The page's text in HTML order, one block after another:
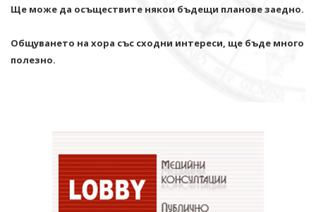
Ще може да осъществите някои бъдещи планове заедно.
Общуването на хора със сходни интереси, ще бъде много
полезно.